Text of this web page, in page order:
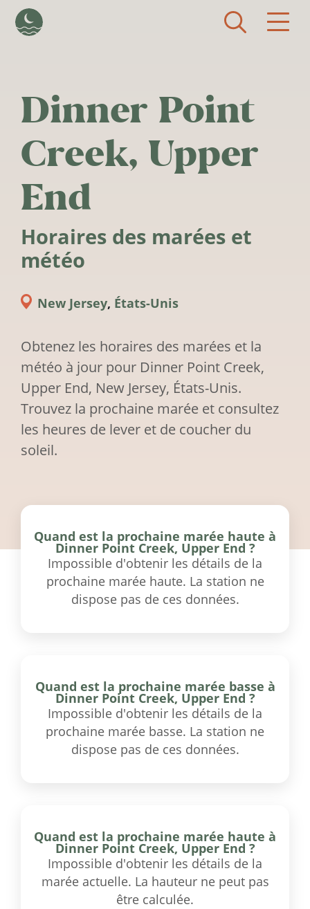
Dinner Point
Creek, Upper
End
Horaires des marées et
météo
New Jersey, États-Unis
Obtenez les horaires des marées et la
météo à jour pour Dinner Point Creek,
Upper End, New Jersey, États-Unis.
Trouvez la prochaine marée et consultez
les heures de lever et de coucher du
soleil.
Quand est la prochaine marée haute à
Dinner Point Creek, Upper End ?
Impossible d'obtenir les détails de la
prochaine marée haute. La station ne
dispose pas de ces données.
Quand est la prochaine marée basse à
Dinner Point Creek, Upper End ?
Impossible d'obtenir les détails de la
prochaine marée basse. La station ne
dispose pas de ces données.
Quand est la prochaine marée haute à
Dinner Point Creek, Upper End ?
Impossible d'obtenir les détails de la
marée actuelle. La hauteur ne peut pas
être calculée.